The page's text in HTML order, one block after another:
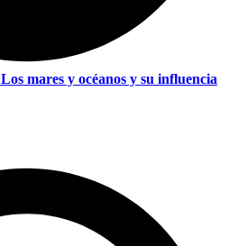
Los mares y océanos y su influencia